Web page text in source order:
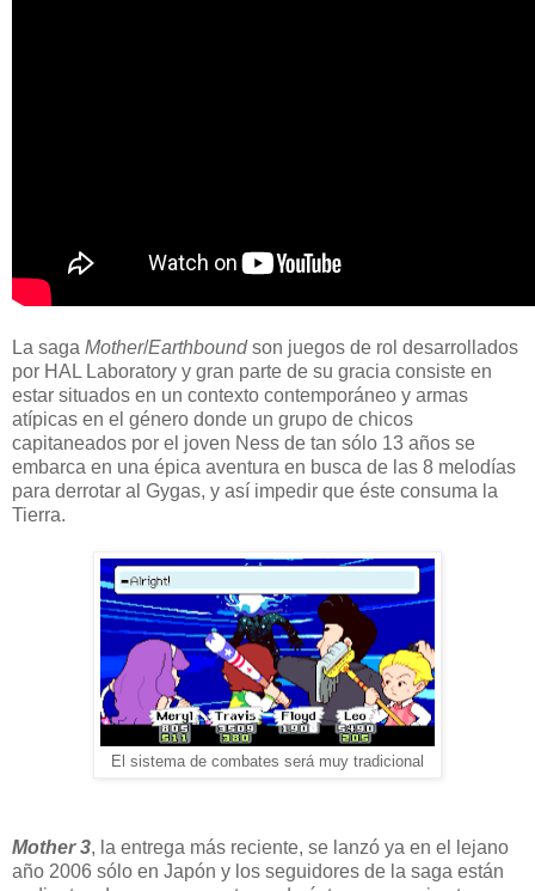
La saga Mother/Earthboundson juegos de rol desarrollados
por HAL Laboratory y gran parte de su gracia consiste en
estar situados en un contexto contemporáneo y armas
atípicas en el género donde un grupo de chicos
capitaneados por el joven Ness de tan sólo 13 años se
embarca en una épica aventura en busca de las 8 melodías
para derrotar al Gygas, y así impedir que éste consuma la
Tierra.
El sistema de combates será muy tradicional
Mother 3, la entrega más reciente, se lanzó ya en el lejano
año 2006 sólo en Japón y los seguidores de la saga están